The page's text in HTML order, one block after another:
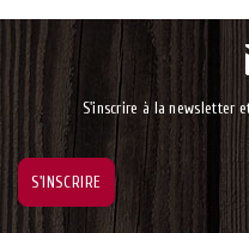
S'inscrire à la newsletter